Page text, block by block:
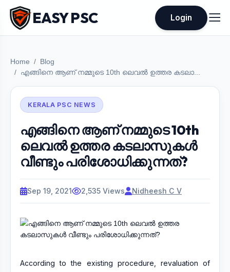
EASY PSC Login
Home
Blog
എങ്ങിനെ ആണ് നമ്മുടെ 10th ലെവൽ ഉത്തര കടലാ...
KERALA PSC NEWS
എങ്ങിനെ ആണ് നമ്മുടെ 10th
ലെവൽ ഉത്തര കടലാസുകൾ
വീണ്ടും പരിശോധിക്കുന്നത്?
Sep 19, 2021 2,535 Views Nidheesh C V
According to the existing procedure, revaluation of